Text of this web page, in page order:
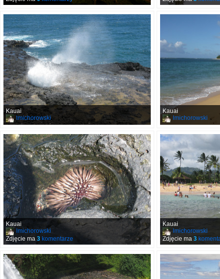
Kauai
lmichorowski
Kauai
lmichorowski
Kauai
lmichorowski
Zdjęcie ma 3 komentarze
Kauai
lmichorowski
Zdjęcie ma 3